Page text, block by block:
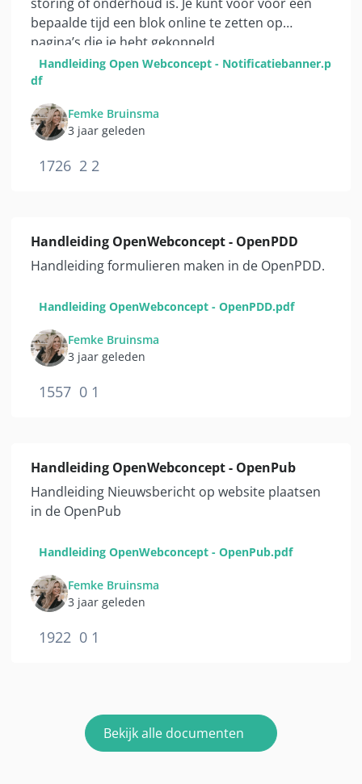
bepaalde tijd een blok online te zetten op
pagina’s die je hebt gekoppeld.
Handleiding Open Webconcept - Notificatiebanner.p
df
Femke Bruinsma
3 jaar geleden
1726 2 2
Handleiding OpenWebconcept - OpenPDD
Handleiding formulieren maken in de OpenPDD.
Handleiding OpenWebconcept - OpenPDD.pdf
Femke Bruinsma
3 jaar geleden
1557 0 1
Handleiding OpenWebconcept - OpenPub
Handleiding Nieuwsbericht op website plaatsen
in de OpenPub
Handleiding OpenWebconcept - OpenPub.pdf
Femke Bruinsma
3 jaar geleden
1922 0 1
Bekijk alle documenten